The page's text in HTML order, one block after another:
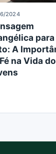
2024
para
A
na Vida